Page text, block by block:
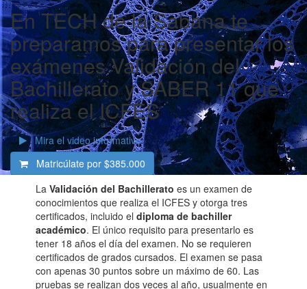
En TECH de la Sabana te
preparamos para presentar los
exámenes Validación del
Bachillerato y SABER 11 que
realiza el ICFES
Mira el video informativo
Matricúlate por $385.000
LaValidación del Bachilleratoes un examen de
conocimientos que realiza el ICFES y otorga tres
certificados, incluido eldiploma de bachiller
académico. El único requisito para presentarlo es
tener 18 años el día del examen. No se requieren
certificados de grados cursados. El examen se pasa
con apenas 30 puntos sobre un máximo de 60. Las
pruebas se realizan dos veces al año, usualmente en